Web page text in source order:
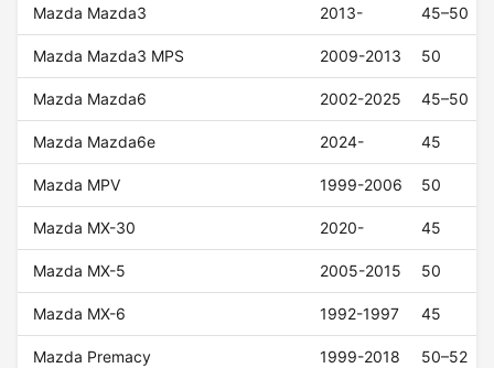
Mazda Mazda3 2013- 45–50
Mazda Mazda3 MPS 2009-2013 50
Mazda Mazda6 2002-2025 45–50
Mazda Mazda6e 2024- 45
Mazda MPV 1999-2006 50
Mazda MX-30 2020- 45
Mazda MX-5 2005-2015 50
Mazda MX-6 1992-1997 45
Mazda Premacy 1999-2018 50–52